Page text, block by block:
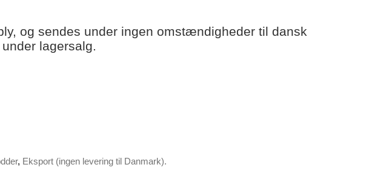
og sendes under ingen omstændigheder til dansk
lagersalg.
, Eksport (ingen levering til Danmark).